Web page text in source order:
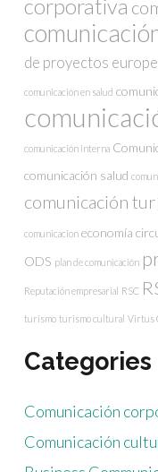
corporativa
de proyectos
comunicación en salud
comunicación interna
comunicación salud
comunicación
comunicacion economía
ODS plan de comunicación
Reputación empresarial RSC
turismo turismo cultural Virtus
Categories
Comunicación
Comunicación